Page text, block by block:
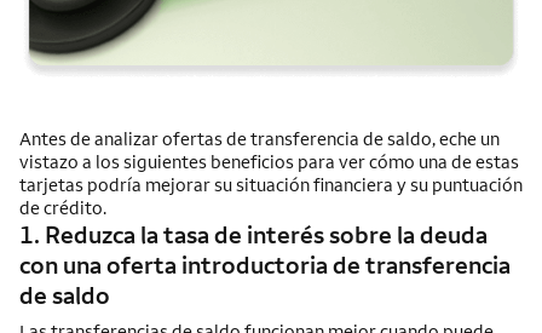
Antes de analizar ofertas de transferencia de saldo, eche un
vistazo a los siguientes beneficios para ver cómo una de estas
tarjetas podría mejorar su situación financiera y su puntuación
de crédito.
1. Reduzca la tasa de interés sobre la deuda
con una oferta introductoria de transferencia
de saldo